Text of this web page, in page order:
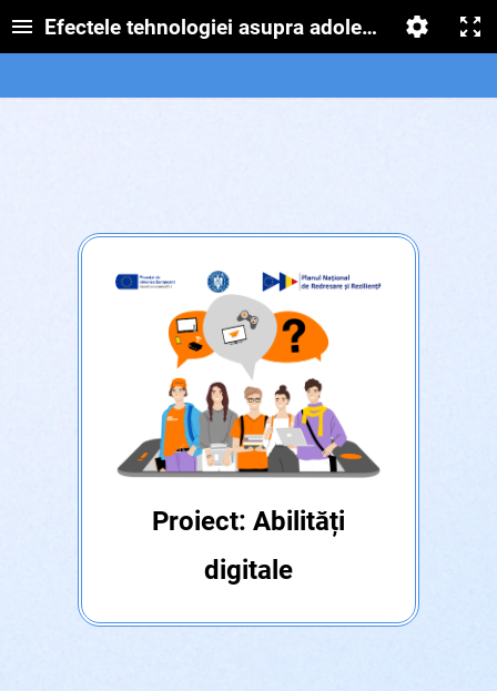
Efectele tehnologiei asupra adolescentilor
Proiect: Abilități
digitale